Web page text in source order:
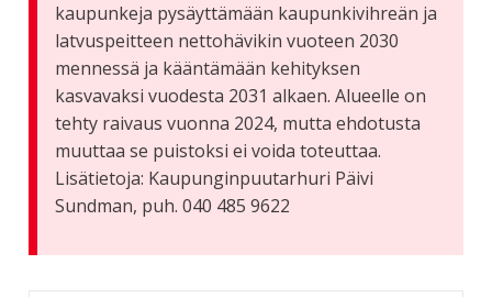
kaupunkeja pysäyttämään kaupunkivihreän ja
latvuspeitteen nettohävikin vuoteen 2030
mennessä ja kääntämään kehityksen
kasvavaksi vuodesta 2031 alkaen. Alueelle on
tehty raivaus vuonna 2024, mutta ehdotusta
muuttaa se puistoksi ei voida toteuttaa.
Lisätietoja: Kaupunginpuutarhuri Päivi
Sundman, puh. 040 485 9622